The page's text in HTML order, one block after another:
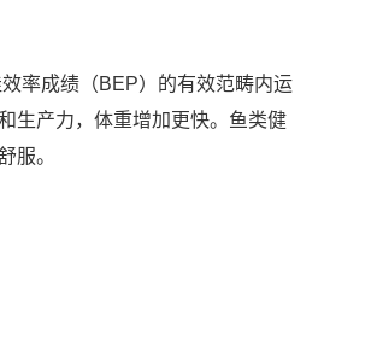
率成绩（BEP）的有效范畴内运
生产力，体重增加更快。鱼类健
服。